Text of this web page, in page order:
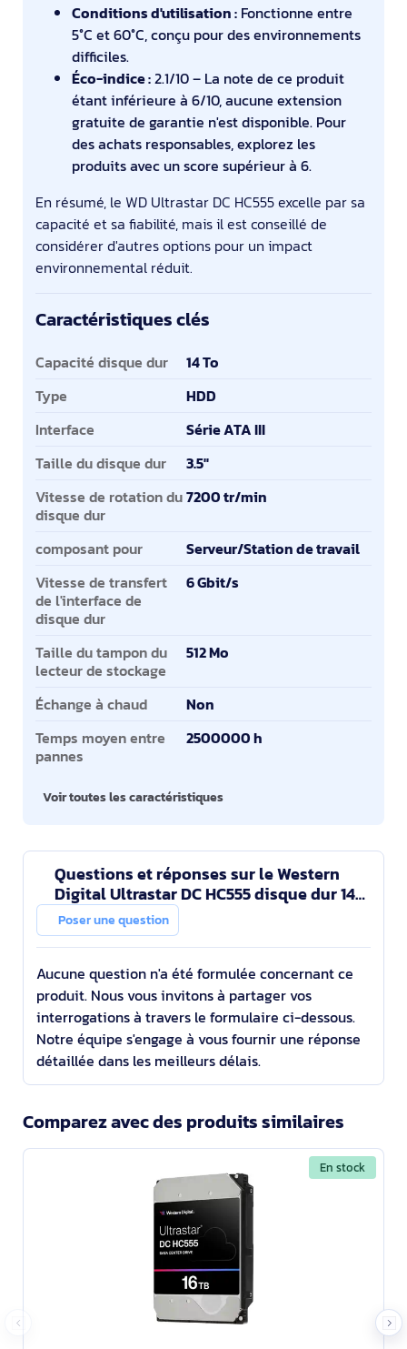
Conditions d'utilisation : Fonctionne entre
5°C et 60°C, conçu pour des environnements
difficiles.
Éco-indice :2.1/10 – La note de ce produit
étant inférieure à 6/10, aucune extension
gratuite de garantie n'est disponible. Pour
des achats responsables, explorez les
produits avec un score supérieur à 6.
En résumé, le WD Ultrastar DC HC555 excelle par sa
capacité et sa fiabilité, mais il est conseillé de
considérer d'autres options pour un impact
environnemental réduit.
Caractéristiques clés
Caractéristiques clés
Capacité disque dur
14 To
Type
HDD
Interface
Série ATA III
Taille du disque dur
3.5"
Vitesse de rotation du
disque dur
7200 tr/min
composant pour
Serveur/Station de travail
Vitesse de transfert
de l'interface de
disque dur
6 Gbit/s
Taille du tampon du
lecteur de stockage
512 Mo
Échange à chaud
Non
Temps moyen entre
pannes
2500000 h
Voir toutes les caractéristiques
Questions et réponses sur le Western
Digital Ultrastar DC HC555 disque dur 14
To 7200 tr/min 512 Mo 3.5" Série ATA III
Poser une question
Aucune question n'a été formulée concernant ce
produit. Nous vous invitons à partager vos
interrogations à travers le formulaire ci-dessous.
Notre équipe s'engage à vous fournir une réponse
détaillée dans les meilleurs délais.
Comparez avec des produits similaires
En stock